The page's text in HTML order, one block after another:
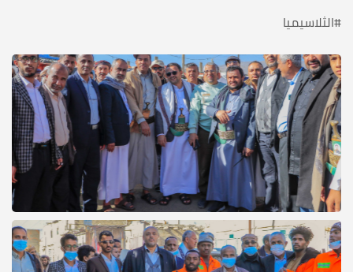
#الثلاسيميا